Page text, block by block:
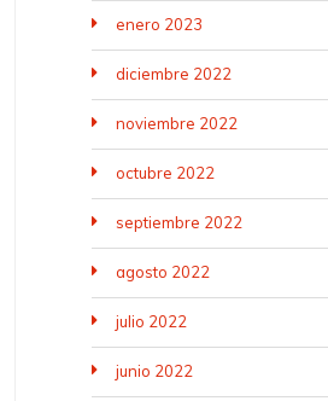
enero 2023
diciembre 2022
noviembre 2022
octubre 2022
septiembre 2022
agosto 2022
julio 2022
junio 2022